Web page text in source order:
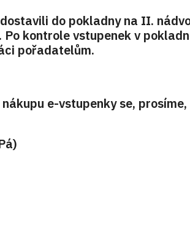
do pokladny na II.
kontrole vstupenek v
pořadatelům.
e-vstupenky se,